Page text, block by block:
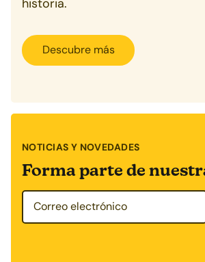
Descubre más
NOTICIAS Y NOVEDADES
Forma parte de